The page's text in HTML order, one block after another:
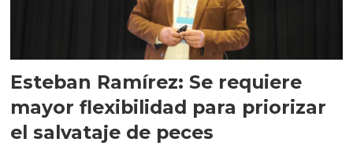
Esteban Ramírez: Se requiere
mayor flexibilidad para priorizar
el salvataje de peces